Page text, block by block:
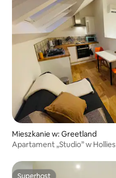
Mieszkanie w: Greetland
Apartament „Studio” w Hollies
Superhost